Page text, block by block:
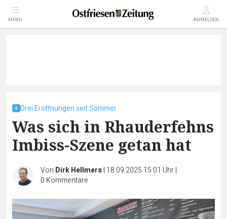
MENÜ ANMELDEN
Drei Eröffnungen seit Sommer
Was sich in Rhauderfehns
Imbiss-Szene getan hat
Von Dirk Hellmers| 18.09.2025 15:01 Uhr|
0 Kommentare